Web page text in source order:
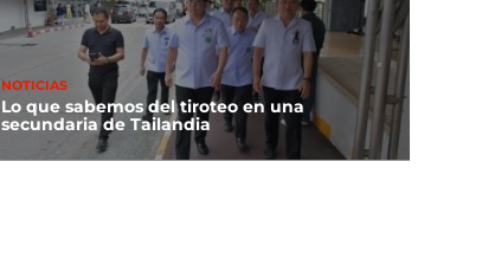
NOTICIAS
Lo que sabemos del tiroteo en una
secundaria de Tailandia